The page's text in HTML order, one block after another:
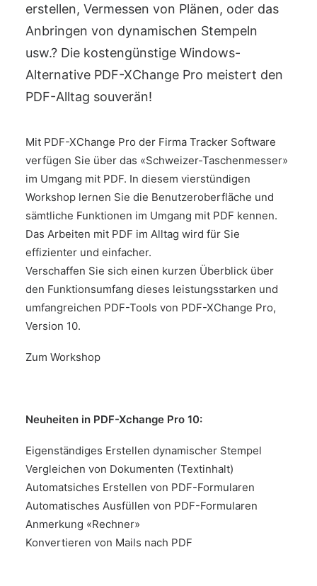
erstellen, Vermessen von Plänen, oder das
Anbringen von dynamischen Stempeln
usw.? Die kostengünstige Windows-
Alternative PDF-XChange Pro meistert den
PDF-Alltag souverän!
Mit PDF-XChange Pro der Firma Tracker Software
verfügen Sie über das «Schweizer-Taschenmesser»
im Umgang mit PDF. In diesem vierstündigen
Workshop lernen Sie die Benutzeroberfläche und
sämtliche Funktionen im Umgang mit PDF kennen.
Das Arbeiten mit PDF im Alltag wird für Sie
effizienter und einfacher.
Verschaffen Sie sich einen kurzen Überblick über
den Funktionsumfang dieses leistungsstarken und
umfangreichen PDF-Tools von PDF-XChange Pro,
Version 10.
Zum Workshop
Neuheiten in PDF-Xchange Pro 10:
Eigenständiges Erstellen dynamischer Stempel
Vergleichen von Dokumenten (Textinhalt)
Automatsiches Erstellen von PDF-Formularen
Automatisches Ausfüllen von PDF-Formularen
Anmerkung «Rechner»
Konvertieren von Mails nach PDF